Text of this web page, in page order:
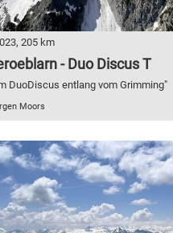
205 km
- Duo Discus T
DuoDiscus entlang vom Grimming"
Moors